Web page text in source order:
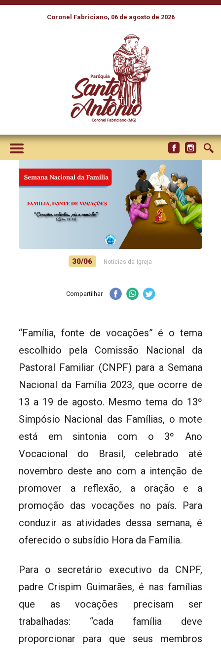
Coronel Fabriciano, 06 de agosto de 2026
NESTE ANO, A SEMANA
NACIONAL DA FAMÍLIA SERÁ
EM SINTONIA COM O 3º ANO
VOCACIONAL
30/06 Notícias da Igreja
Compartilhar
“Família, fonte de vocações” é o tema
escolhido pela Comissão Nacional da
Pastoral Familiar (CNPF) para a Semana
Nacional da Família 2023, que ocorre de
13 a 19 de agosto. Mesmo tema do 13º
Simpósio Nacional das Famílias, o mote
está em sintonia com o 3º Ano
Vocacional do Brasil, celebrado até
novembro deste ano com a intenção de
promover a reflexão, a oração e a
promoção das vocações no país. Para
conduzir as atividades dessa semana, é
oferecido o subsídio Hora da Família.
Para o secretário executivo da CNPF,
padre Crispim Guimarães, é nas famílias
que as vocações precisam ser
trabalhadas: “cada família deve
proporcionar para que seus membros